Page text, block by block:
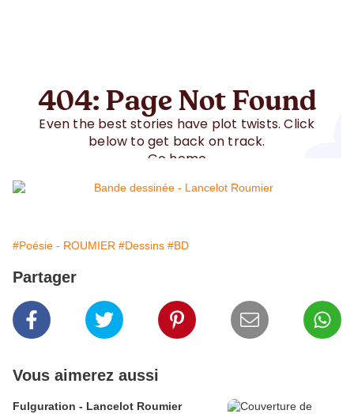
#Poésie - ROUMIER #Dessins #BD
Partager
Vous aimerez aussi
Fulguration - Lancelot Roumier